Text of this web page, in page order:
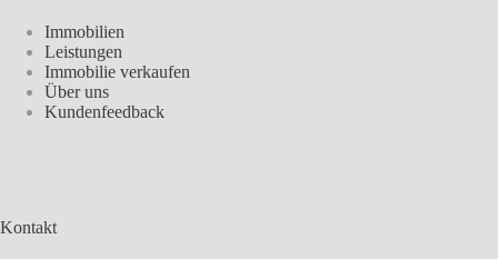
Immobilien
Leistungen
Immobilie verkaufen
Über uns
Kundenfeedback
Kontakt